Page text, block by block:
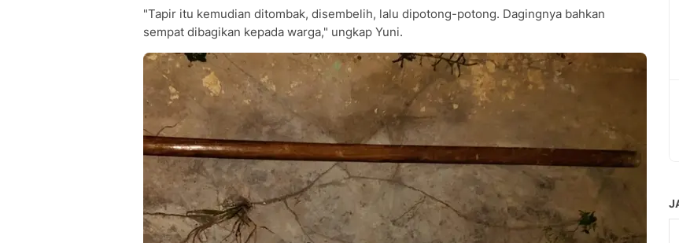
"Tapir itu kemudian ditombak, disembelih, lalu dipotong-potong. Dagingnya bahkan
sempat dibagikan kepada warga," ungkap Yuni.